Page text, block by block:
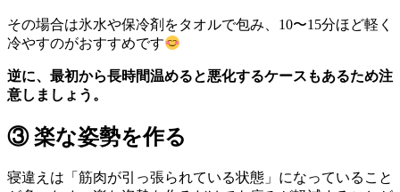
その場合は氷水や保冷剤をタオルで包み、10〜15分ほど軽く
冷やすのがおすすめです
逆に、最初から長時間温めると悪化するケースもあるため注
意しましょう。
③ 楽な姿勢を作る
寝違えは「筋肉が引っ張られている状態」になっていること